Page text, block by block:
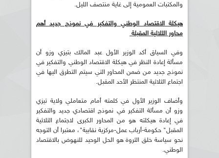
والمكتبات العمومية إلى غاية منتصف الليل.
هيكلة الاقتصاد الوطني والتفكير في نموذج جديد أهم
محاور الثلاثية المقبلة
وفي السياق أكد الوزير الأول عبد المالك بتيزي وزو أن
مسألة إعادة النظر في هيكلة الاقتصاد الوطني والتفكير في
نموذج جديد من ضمن المحاور التي سيتم التطرق اليها في
اجتماع الثلاثية المنتظر الأحد المقبل.
وأضاف الوزير الأول في كلمته أمام متعاملي ولاية تيزي
وزو أن مسألة التفكير في نموذج اقتصادي جديد والتفكير
في إعادة هيكلته هو من المحاور الكبرى لاجتماع الثلاثية
المقبل" حكومة-أرباب عمل-مركزية نقابية"، معتبرا أن التوجه
نحو سياسة خلق الثروة هو الحل الوحيد للنهوض بالاقتصاد
الوطني.